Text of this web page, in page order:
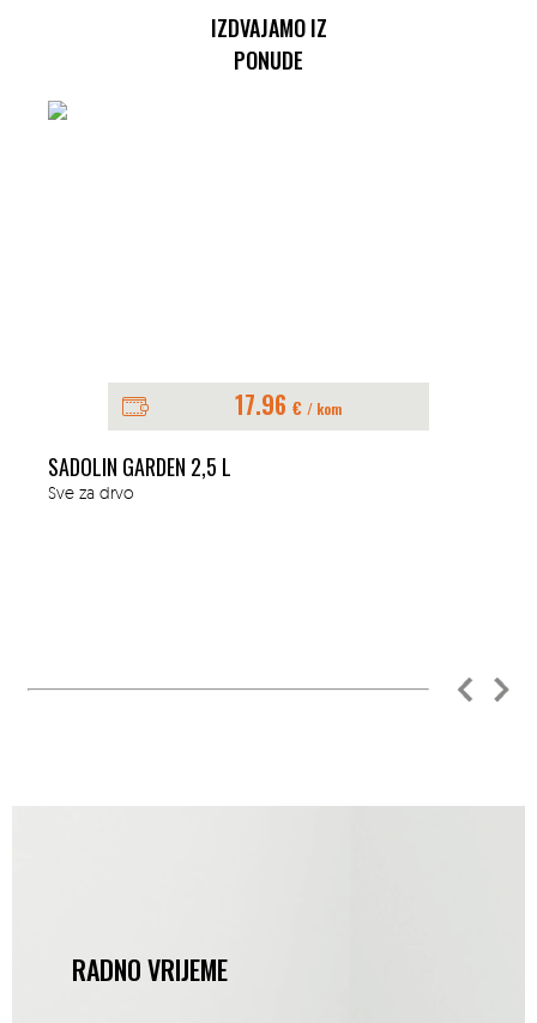
IZDVAJAMO IZ
PONUDE
17.96 € / kom
SADOLIN GARDEN 2,5 L
Sve za drvo
RADNO VRIJEME